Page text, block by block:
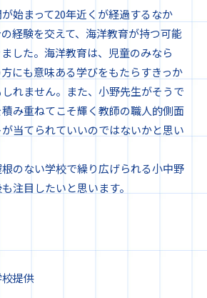
始まって20年近くが経過するなか
経験を交えて、海洋教育が持つ可能
した。海洋教育は、児童のみなら
にも意味ある学びをもたらすきっか
れません。また、小野先生がそうで
み重ねてこそ輝く教師の職人的側面
当てられていいのではないかと思い
のない学校で繰り広げられる小中野
注目したいと思います。
提供